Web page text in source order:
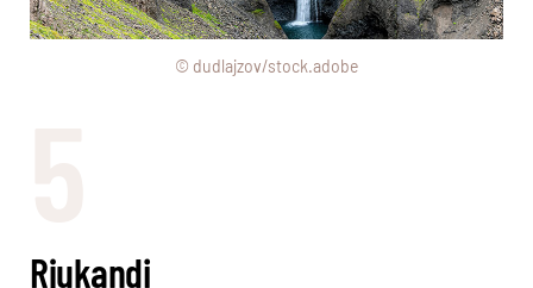
© dudlajzov/stock.adobe
Rjukandi